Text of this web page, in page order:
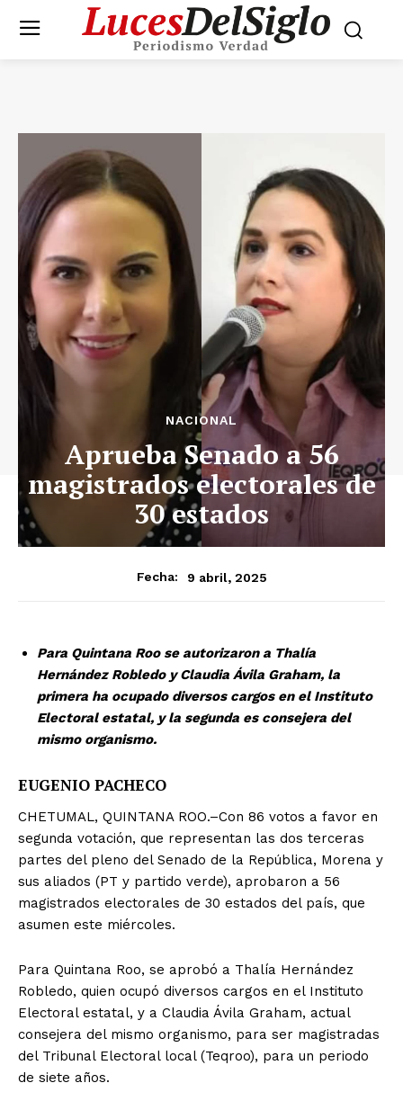
NACIONAL
Aprueba Senado a 56
magistrados electorales de
30 estados
Fecha: 9 abril, 2025
Para Quintana Roo se autorizaron a Thalía
Hernández Robledo y Claudia Ávila Graham, la
primera ha ocupado diversos cargos en el Instituto
Electoral estatal, y la segunda es consejera del
mismo organismo.
EUGENIO PACHECO
CHETUMAL, QUINTANA ROO.–Con 86 votos a favor en
segunda votación, que representan las dos terceras
partes del pleno del Senado de la República, Morena y
sus aliados (PT y partido verde), aprobaron a 56
magistrados electorales de 30 estados del país, que
asumen este miércoles.
Para Quintana Roo, se aprobó a Thalía Hernández
Robledo, quien ocupó diversos cargos en el Instituto
Electoral estatal, y a Claudia Ávila Graham, actual
consejera del mismo organismo, para ser magistradas
del Tribunal Electoral local (Teqroo), para un periodo
de siete años.